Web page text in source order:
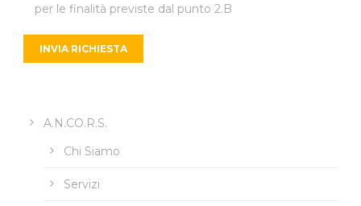
per le finalità previste dal punto 2.B
A.N.CO.R.S.
Chi Siamo
Servizi